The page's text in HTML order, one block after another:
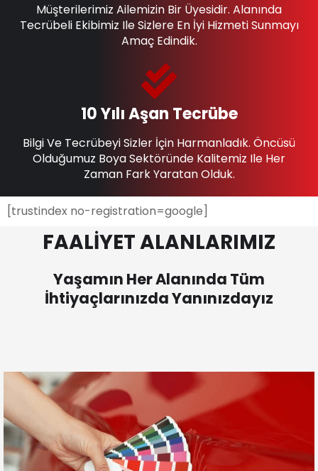
10 Yılı Aşan Tecrübe
Bilgi Ve Tecrübeyi Sizler İçin Harmanladık. Öncüsü
Olduğumuz Boya Sektöründe Kalitemiz Ile Her
Zaman Fark Yaratan Olduk.
Müşterilerimiz Ailemizin Bir Üyesidir. Alanında
Tecrübeli Ekibimiz Ile Sizlere En İyi Hizmeti Sunmayı
Amaç Edindik.
[trustindex no-registration=google]
FAALİYET ALANLARIMIZ
Yaşamın Her Alanında Tüm
İhtiyaçlarınızda Yanınızdayız